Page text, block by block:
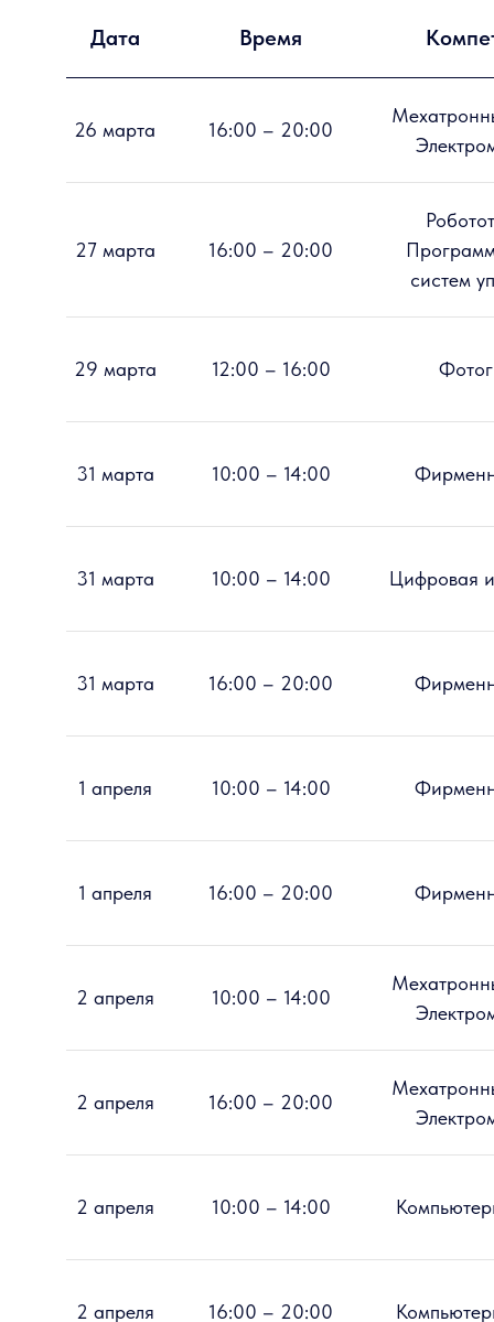
Дата Время
26 марта 16:00 – 20:00
27 марта 16:00 – 20:00
систем
29 марта 12:00 – 16:00
31 марта 10:00 – 14:00
31 марта 10:00 – 14:00 Цифровая
31 марта 16:00 – 20:00
1 апреля 10:00 – 14:00
1 апреля 16:00 – 20:00
2 апреля 10:00 – 14:00
2 апреля 16:00 – 20:00
2 апреля 10:00 – 14:00
2 апреля 16:00 – 20:00